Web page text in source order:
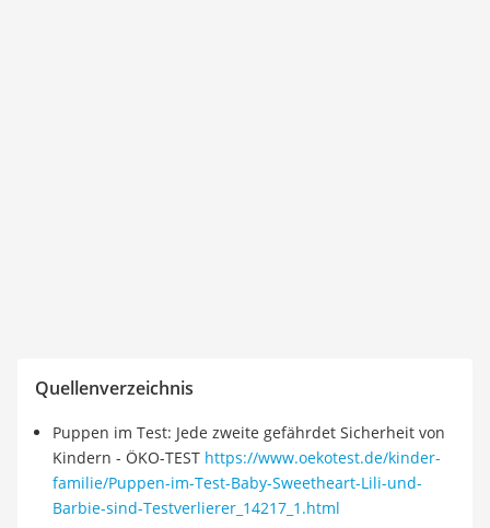
Quellenverzeichnis
Puppen im Test: Jede zweite gefährdet Sicherheit von
Kindern - ÖKO-TEST https://www.oekotest.de/kinder-
familie/Puppen-im-Test-Baby-Sweetheart-Lili-und-
Barbie-sind-Testverlierer_14217_1.html